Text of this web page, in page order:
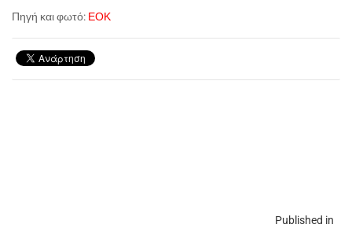
Published in
Πηγή και φωτό: ΕΟΚ